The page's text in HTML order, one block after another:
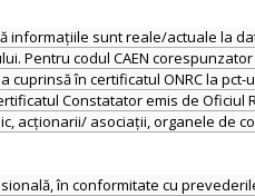
informațiile sunt reale/actuale la
Pentru codul CAEN
în certificatul ONRC la pct-
Constatator emis de Oficiul
acționarii/ asociații, organele de
în conformitate cu